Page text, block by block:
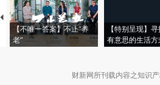
【不唯一答案】不止“养
老”
【特别呈现】
有意思的生活方
财新网所刊载内容之知识